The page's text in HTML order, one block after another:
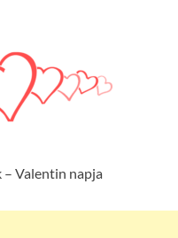
– Valentin napja